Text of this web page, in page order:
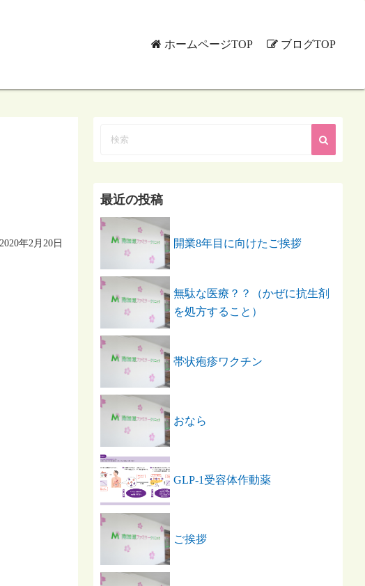
ホームページTOP ブログTOP
2020年2月20日
最近の投稿
開業8年目に向けたご挨拶
無駄な医療？？（かぜに抗生剤
を処方すること）
帯状疱疹ワクチン
おなら
GLP-1受容体作動薬
ご挨拶